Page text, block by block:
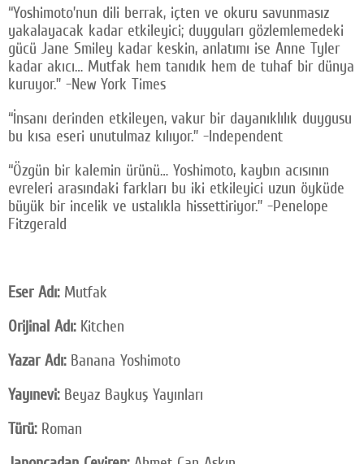
“Yoshimoto’nun dili berrak, içten ve okuru savunmasız
yakalayacak kadar etkileyici; duyguları gözlemlemedeki
gücü Jane Smiley kadar keskin, anlatımı ise Anne Tyler
kadar akıcı… Mutfak hem tanıdık hem de tuhaf bir dünya
kuruyor.” -New York Times
“İnsanı derinden etkileyen, vakur bir dayanıklılık duygusu
bu kısa eseri unutulmaz kılıyor.” -Independent
“Özgün bir kalemin ürünü… Yoshimoto, kaybın acısının
evreleri arasındaki farkları bu iki etkileyici uzun öyküde
büyük bir incelik ve ustalıkla hissettiriyor.” -Penelope
Fitzgerald
Eser Adı: Mutfak
Orijinal Adı: Kitchen
Yazar Adı: Banana Yoshimoto
Yayınevi: Beyaz Baykuş Yayınları
Türü:Roman